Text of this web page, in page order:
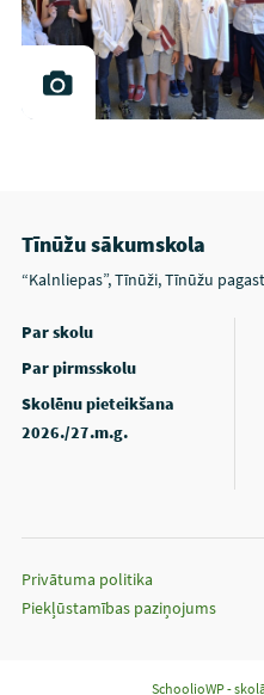
Tīnūžu sākumskola
“Kalnliepas”, Tīnūži, Tīnūžu
Par skolu
Par pirmsskolu
Skolēnu pieteikšana
2026./27.m.g.
Privātuma politika
Piekļūstamības paziņojums
SchoolioWP -